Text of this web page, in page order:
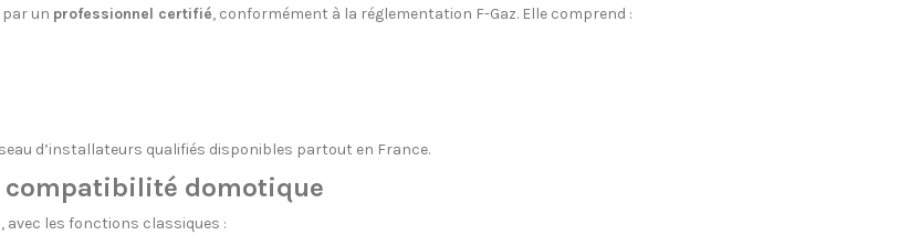
un professionnel certifié, conformément à la réglementation F-Gaz. Elle comprend :
d’installateurs qualifiés disponibles partout en France.
compatibilité domotique
, avec les fonctions classiques :